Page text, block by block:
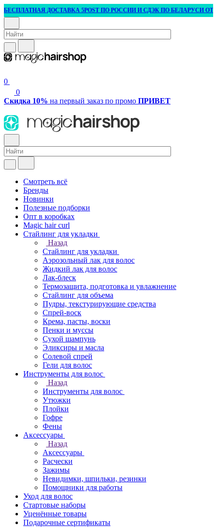
БЕСПЛАТНАЯ ДОСТАВКА 5POST ПО РОССИИ И СДЭК ПО БЕЛАРУСИ ОТ 3
0
0
Скидка 10% на первый заказ по промо ПРИВЕТ
Смотреть всё
Бренды
Новинки
Полезные подборки
Опт в коробках
Magic hair curl
Стайлинг для укладки
Назад
Стайлинг для укладки
Аэрозольный лак для волос
Жидкий лак для волос
Лак-блеск
Термозащита, подготовка и увлажнение
Стайлинг для объема
Пудры, текстурирующие средства
Спрей-воск
Крема, пасты, воски
Пенки и муссы
Сухой шампунь
Эликсиры и масла
Солевой спрей
Гели для волос
Инструменты для волос
Назад
Инструменты для волос
Утюжки
Плойки
Гофре
Фены
Аксессуары
Назад
Аксессуары
Расчески
Зажимы
Невидимки, шпильки, резинки
Помощники для работы
Уход для волос
Стартовые наборы
Уценённые товары
Подарочные сертификаты